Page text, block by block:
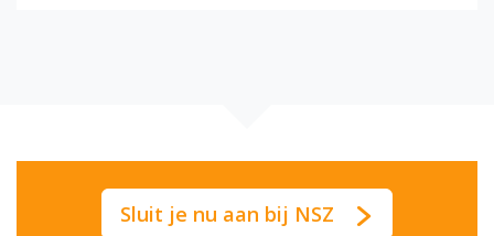
Sluit je nu aan bij NSZ